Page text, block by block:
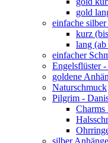
gold
einfache
kurz
lang
einfacher
Engelsflüster
goldene
Naturschmuck
Pilgrim -
Charms
silber